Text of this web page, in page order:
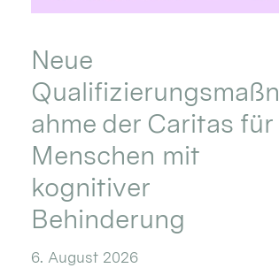
Neue
Qualifizierungsmaßn
ahme der Caritas für
Menschen mit
kognitiver
Behinderung
6. August 2026